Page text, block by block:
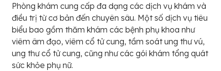
Phòng khám cung cấp đa dạng các dịch vụ khám và
điều trị từ cơ bản đến chuyên sâu. Một số dịch vụ tiêu
biểu bao gồm thăm khám các bệnh phụ khoa như
viêm âm đạo, viêm cổ tử cung, tầm soát ung thư vú,
ung thư cổ tử cung, cũng như các gói khám tổng quát
sức khỏe phụ nữ.